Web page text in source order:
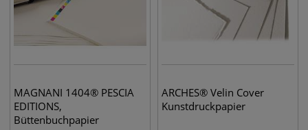
MAGNANI 1404® PESCIA
EDITIONS,
Büttenbuchpapier
ARCHES® Velin Cover
Kunstdruckpapier